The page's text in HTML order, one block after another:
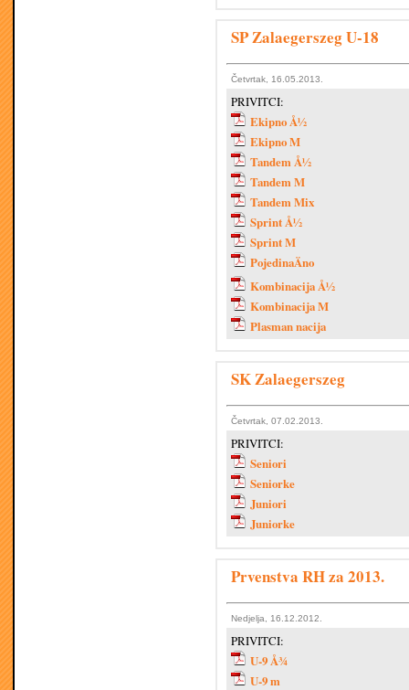
SP Zalaegerszeg U-18
Četvrtak, 16.05.2013.
PRIVITCI:
Ekipno Å½
Ekipno M
Tandem Å½
Tandem M
Tandem Mix
Sprint Å½
Sprint M
PojedinaÄno
Kombinacija Å½
Kombinacija M
Plasman nacija
SK Zalaegerszeg
Četvrtak, 07.02.2013.
PRIVITCI:
Seniori
Seniorke
Juniori
Juniorke
Prvenstva RH za 2013.
Nedjelja, 16.12.2012.
PRIVITCI:
U-9 Å¾
U-9 m